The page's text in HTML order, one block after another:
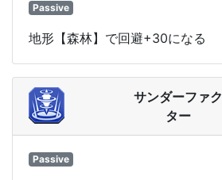
Passive
地形【森林】で回避+30になる
サンダーファク
ター
Passive